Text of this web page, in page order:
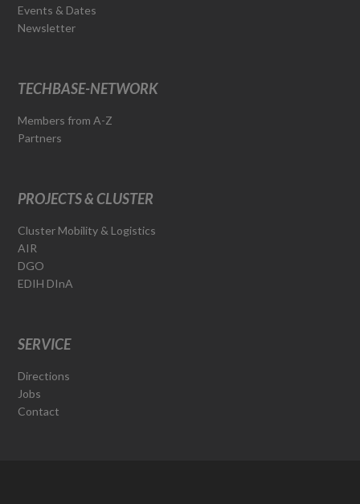
Events & Dates
Newsletter
TECHBASE-NETWORK
Members from A-Z
Partners
PROJECTS & CLUSTER
Cluster Mobility & Logistics
AIR
DGO
EDIH DInA
SERVICE
Directions
Jobs
Contact